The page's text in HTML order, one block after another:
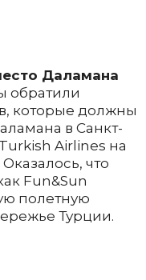
Даламана
обратили
которые должны
в Санкт-
Airlines на
что
Fun&Sun
полетную
Турции.